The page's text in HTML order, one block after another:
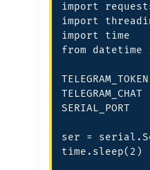
import
import
import time
from datetime
ser =
time.sleep(2)